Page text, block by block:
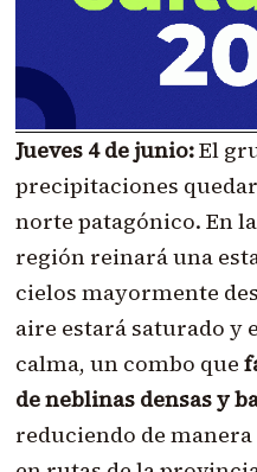
Jueves 4 de junio:El
precipitaciones
norte patagónico. En
región reinará una
cielos mayormente
aire estará saturado y
calma, un combo que
de neblinas densas y
reduciendo de